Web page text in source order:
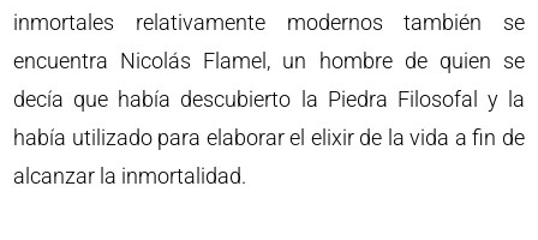
inmortales relativamente modernos también se
encuentra Nicolás Flamel, un hombre de quien se
decía que había descubierto la Piedra Filosofal y la
había utilizado para elaborar el elixir de la vida a fin de
alcanzar la inmortalidad.